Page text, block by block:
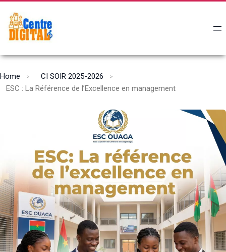
Home
CI SOIR 2025-2026
ESC : La Référence de l’Excellence en management